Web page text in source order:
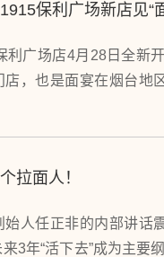
保利广场新店见“面
利广场店4月28日全新
店，也是面宴在烟台地
拉面人！
始人任正非的内部讲话
3年“活下去”成为主要